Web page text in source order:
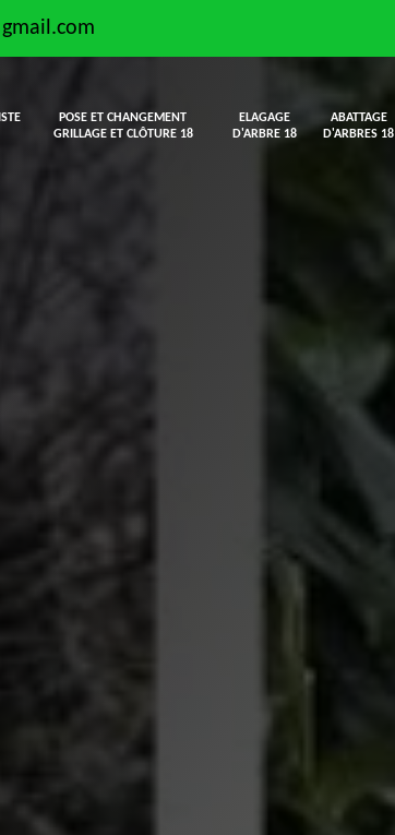
POSE ET CHANGEMENT
GRILLAGE ET CLÔTURE 18
ELAGAGE
D'ARBRE 18
ABATTAGE
D'ARBRES 18